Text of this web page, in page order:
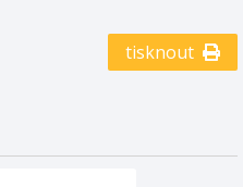
tisknout